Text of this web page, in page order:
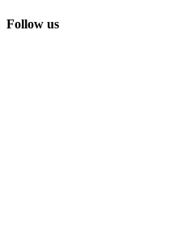
Follow us